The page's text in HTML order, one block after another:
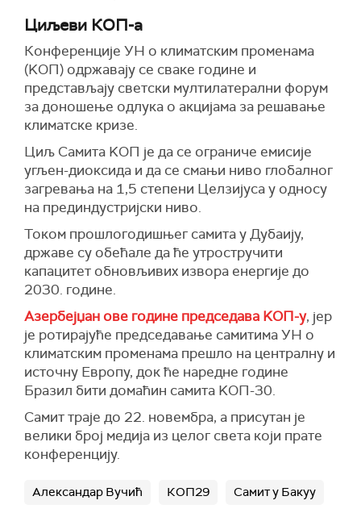
Циљеви КОП-а
Конференције УН о климатским променама
(KОП) одржавају се сваке године и
представљају светски мултилатерални форум
за доношење одлука о акцијама за решавање
климатске кризе.
Циљ Самита KОП је да се ограниче емисије
угљен-диоксида и да се смањи ниво глобалног
загревања на 1,5 степени Целзијуса у односу
на прединдустријски ниво.
Током прошлогодишњег самита у Дубаију,
државе су обећале да ће утростручити
капацитет обновљивих извора енергије до
2030. године.
Азербејџан ове године председава KОП-у, јер
је ротирајуће председавање самитима УН о
климатским променама прешло на централну и
источну Европу, док ће наредне године
Бразил бити домаћин самита KОП-30.
Самит траје до 22. новембра, а присутан је
велики број медија из целог света који прате
конференцију.
Александар Вучић КОП29 Самит у Бакуу